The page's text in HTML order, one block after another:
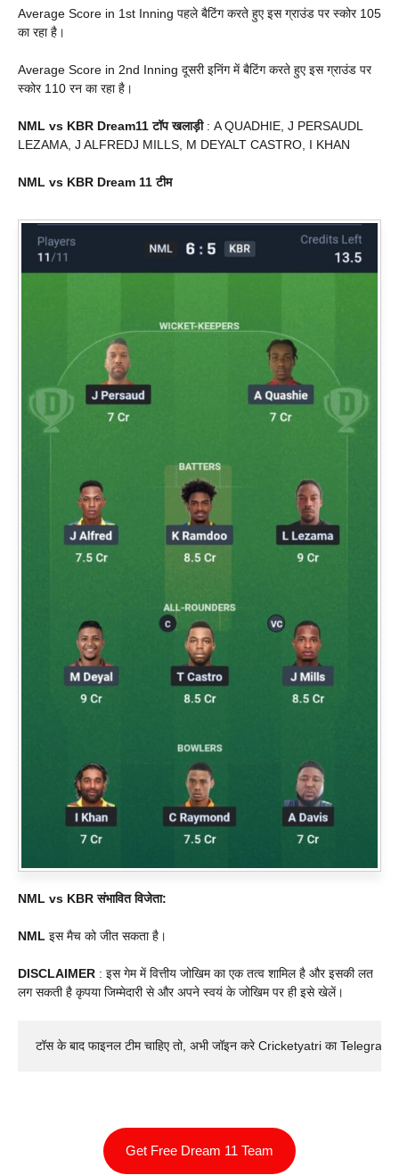
Average Score in 1st Inning पहले बैटिंग करते हुए इस ग्राउंड पर स्कोर 105
का रहा है।
Average Score in 2nd Inning दूसरी इनिंग में बैटिंग करते हुए इस ग्राउंड पर
स्कोर 110 रन का रहा है।
NML vs KBR Dream11 टॉप खलाड़ी : A QUADHIE, J PERSAUDL
LEZAMA, J ALFREDJ MILLS, M DEYALT CASTRO, I KHAN
NML vs KBR Dream 11 टीम
NML vs KBR संभावित विजेता:
NML इस मैच को जीत सकता है।
DISCLAIMER : इस गेम में वित्तीय जोखिम का एक तत्व शामिल है और इसकी लत
लग सकती है कृपया जिम्मेदारी से और अपने स्वयं के जोखिम पर ही इसे खेलें।
टॉस के बाद फाइनल टीम चाहिए तो, अभी जॉइन करे Cricketyatri का
Get Free Dream 11 Team